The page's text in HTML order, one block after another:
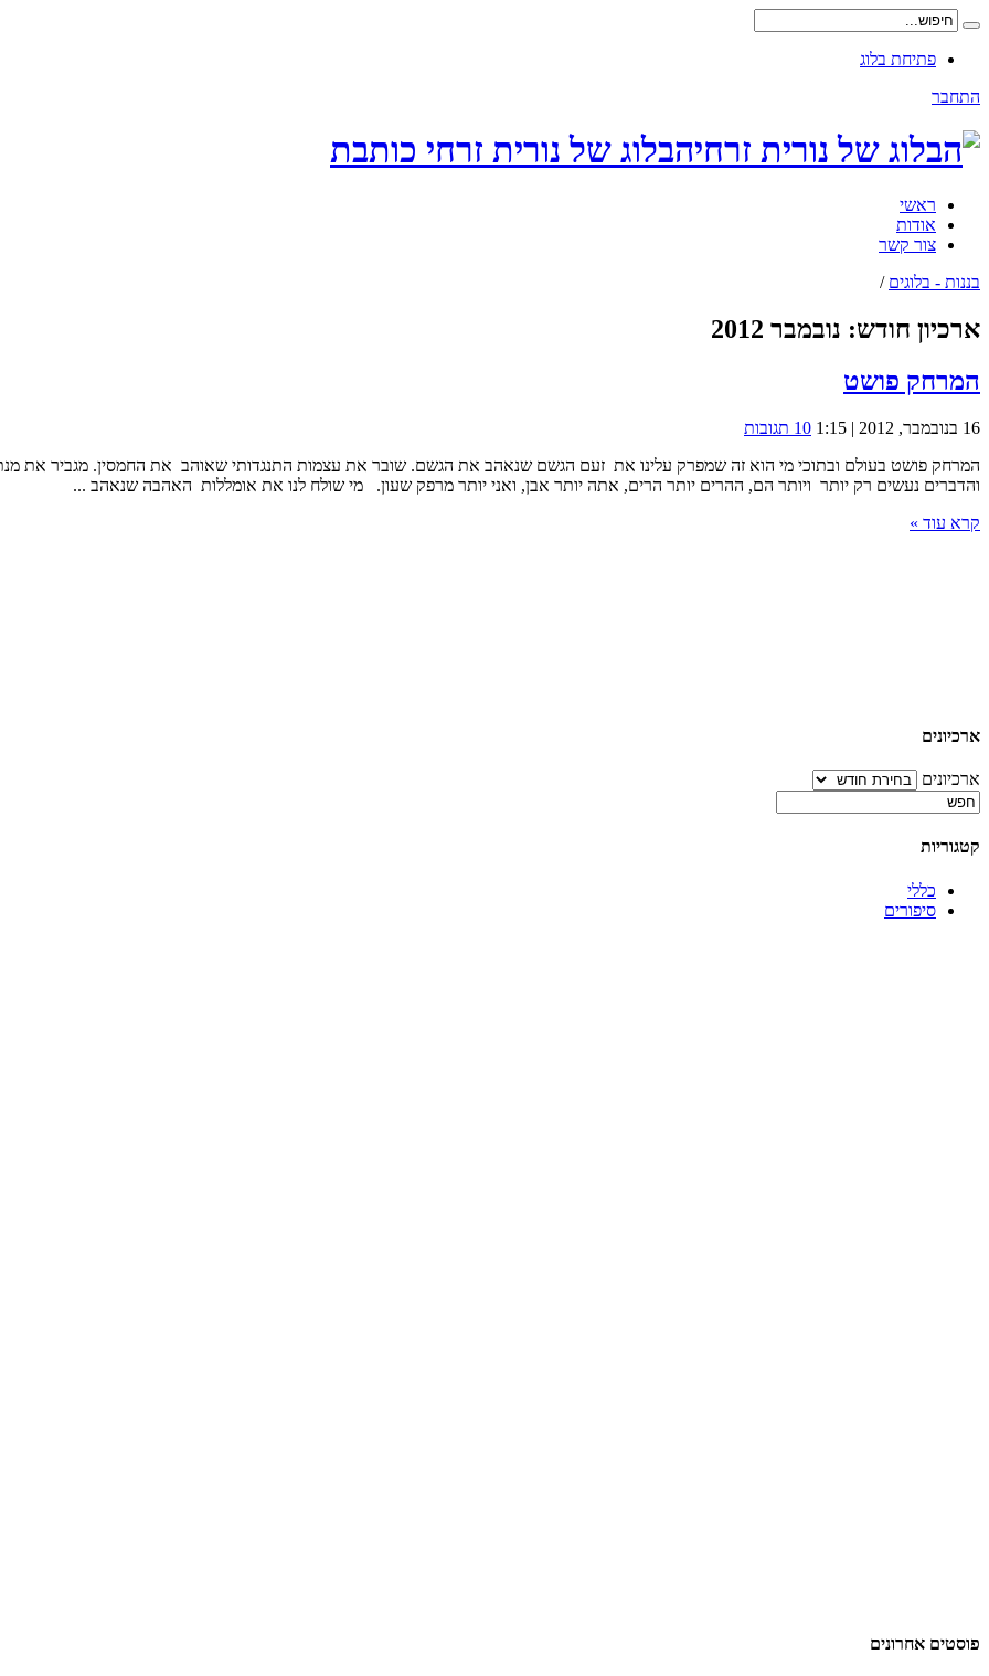
פתיחת בלוג
התחבר
הבלוג של נורית זרחי כותבת
ראשי
אודות
צור קשר
בננות - בלוגים /
ארכיון חודש: נובמבר 2012
המרחק פושט
16 בנובמבר, 2012 | 1:15
10 תגובות
המרחק פושט בעולם ובתוכי מי הוא זה שמפרק עלינו את זעם הגשם שנאהב את הגשם. שובר את עצמות התנגדותי שאוהב את החמסין. מגביר את
והדברים נעשים רק יותר ויותר הם, ההרים יותר הרים, אתה יותר אבן, ואני יותר מרפק שעון. מי שולח לנו את אומללות האהבה שנאהב ...
קרא עוד »
ארכיונים
ארכיונים
קטגוריות
כללי
סיפורים
פוסטים אחרונים